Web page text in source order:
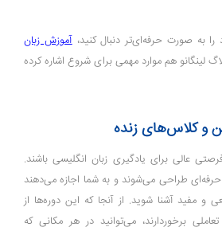
به صورت حرفه‌ای‌تر دنبال کنید،آموزش زبان
لینگانو هم موارد مهمی برای شروع اشاره کرده
عالی برای یادگیری زبان انگلیسی باشند.
طراحی می‌شوند و به شما اجازه می‌دهند
و مفید آشنا شوید. از آنجا که این دوره‌ها از
برخوردارند، می‌توانید در هر مکانی که